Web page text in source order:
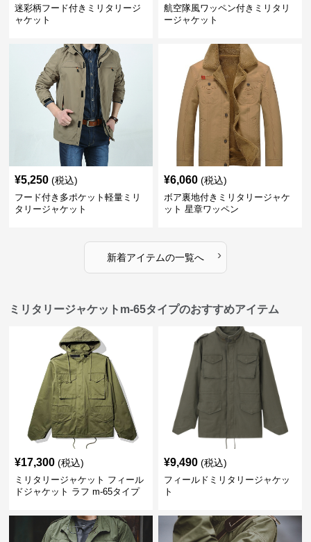
迷彩柄フード付きミリタリージ
ャケット
航空隊風ワッペン付きミリタリ
ージャケット
¥5,250 (税込)
フード付き多ポケット軽量ミリ
タリージャケット
¥6,060 (税込)
ボア裏地付きミリタリージャケ
ット 星章ワッペン
新着アイテムの一覧へ ›
ミリタリージャケットm-65タイプのおすすめアイテム
¥17,300 (税込)
ミリタリージャケット フィール
ドジャケット ラフ m-65タイプ
¥9,490 (税込)
フィールドミリタリージャケッ
ト